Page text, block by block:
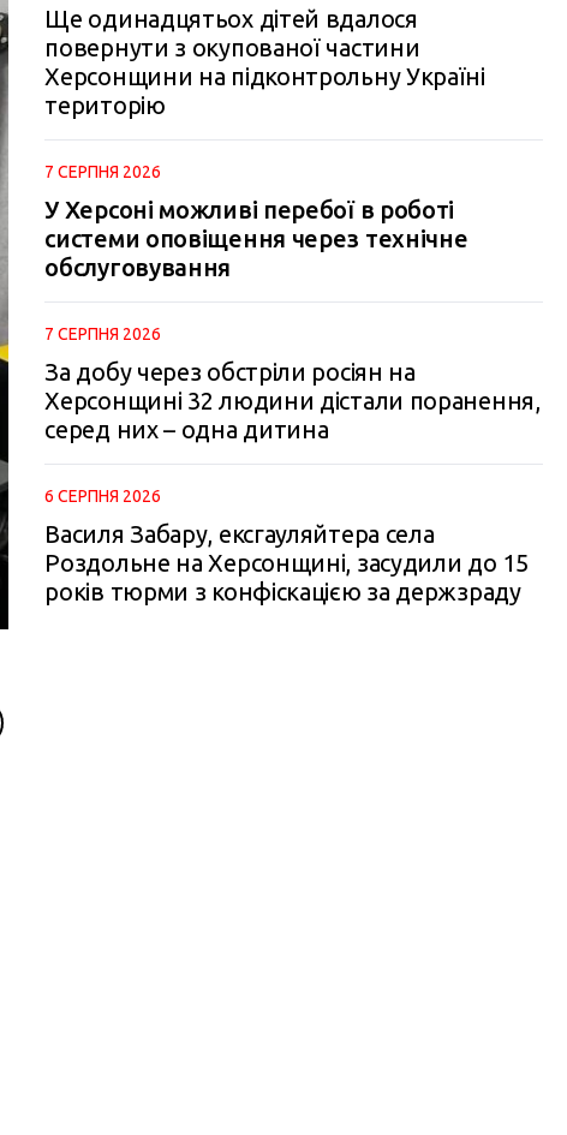
Ще одинадцятьох дітей вдалося
повернути з окупованої частини
Херсонщини на підконтрольну Україні
територію
7 СЕРПНЯ 2026
У Херсоні можливі перебої в роботі
системи оповіщення через технічне
обслуговування
7 СЕРПНЯ 2026
За добу через обстріли росіян на
Херсонщині 32 людини дістали поранення,
серед них – одна дитина
6 СЕРПНЯ 2026
Василя Забару, ексгауляйтера села
Роздольне на Херсонщині, засудили до 15
років тюрми з конфіскацією за держзраду